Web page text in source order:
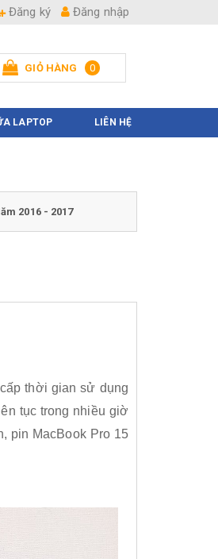
Đăng ký Đăng nhập
GIỎ HÀNG 0
LAPTOP LIÊN HỆ
2016 - 2017
thời gian sử dụng
tục trong nhiều giờ
pin MacBook Pro 15